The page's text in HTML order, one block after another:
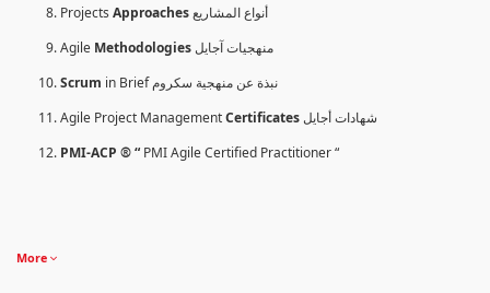
Projects Approachesأنواع المشاريع
Agile Methodologiesمنهجيات آجايل
Scrum
in Brief نبذة عن منهجية سكروم
Agile Project ManagementCertificatesشهادات أجايل
PMI-ACP ® “ PMI Agile Certified Practitioner “
More